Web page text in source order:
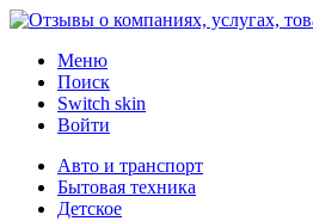
Меню
Поиск
Switch skin
Войти
Авто и транспорт
Бытовая техника
Детское